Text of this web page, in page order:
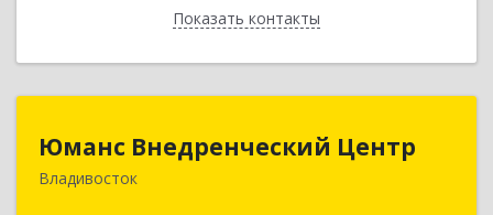
Показать контакты
Назад
Юманс Внедренческий Центр
Владивосток
Юманс Внедренческий Центр
690014, Приморский край, Владивосток г,